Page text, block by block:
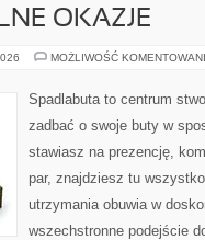
OKAZJE
MOŻLIWOŚĆ
Spadlabuta to centrum
zadbać o swoje buty w
stawiasz na prezencję,
par, znajdziesz tu
utrzymania obuwia w
wszechstronne podejście